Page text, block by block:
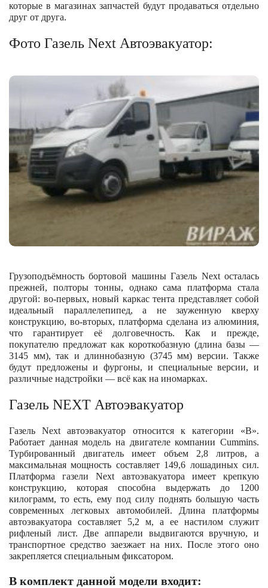
которые в магазинах запчастей будут продаваться отдельно
друг от друга.
Фото Газель Next Автоэвакуатор:
Грузоподъёмность бортовой машины Газель Next осталась
прежней, полторы тонны, однако сама платформа стала
другой: во-первых, новый каркас тента представляет собой
идеальный параллелепипед, а не зауженную кверху
конструкцию, во-вторых, платформа сделана из алюминия,
что гарантирует её долговечность. Как и прежде,
покупателю предложат как короткобазную (длина базы —
3145 мм), так и длиннобазную (3745 мм) версии. Также
будут предложены и фургоны, и специальные версии, и
различные надстройки — всё как на иномарках.
Газель NEXT Автоэвакуатор
Газель Next автоэвакуатор относится к категории «В».
Работает данная модель на двигателе компании Cummins.
Турбированный двигатель имеет объем 2,8 литров, а
максимальная мощность составляет 149,6 лошадиных сил.
Платформа газели Next автоэвакуатора имеет крепкую
конструкцию, которая способна выдержать до 1200
килограмм, то есть, ему под силу поднять большую часть
современных легковых автомобилей. Длина платформы
автоэвакуатора составляет 5,2 м, а ее настилом служит
рифленый лист. Две аппарели выдвигаются вручную, и
транспортное средство заезжает на них. После этого оно
закрепляется специальным фиксатором.
В комплект данной модели входит: